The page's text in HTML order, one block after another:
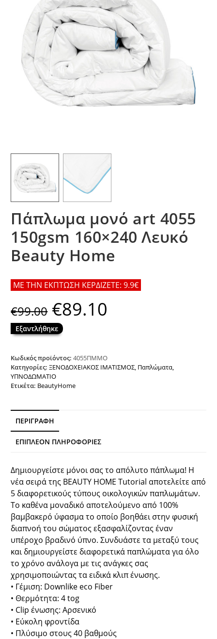
Πάπλωμα μονό art 4055
150gsm 160×240 Λευκό
Beauty Home
ΜΕ ΤΗΝ ΕΚΠΤΩΣΗ ΚΕΡΔΙΖΕΤΕ: 9.9€
€99.00 Original
price
was:
€99.00.
€89.10
Εξαντλήθηκε
Κωδικός προϊόντος:4055ΠΜΜΟ
Κατηγορίες:ΞΕΝΟΔΟΧΕΙΑΚΟΣ ΙΜΑΤΙΣΜΟΣ, Παπλώματα,
ΥΠΝΟΔΩΜΑΤΙΟ
Ετικέτα: BeautyHome
ΠΕΡΙΓΡΑΦΉ
ΕΠΙΠΛΈΟΝ ΠΛΗΡΟΦΟΡΊΕΣ
Δημιουργείστε μόνοι σας το απόλυτο πάπλωμα! Η
νέα σειρά της BEAUTY HOME Tutorial αποτελείτε από
5 διαφορετικούς τύπους οικολογικών παπλωμάτων.
Το καθένα μοναδικό αποτελούμενο από 100%
βαμβακερό ύφασμα το οποίο βοηθάει στην φυσική
διαπνοή του σώματος εξασφαλίζοντας έναν
υπέροχο βραδινό ύπνο. Συνδυάστε τα μεταξύ τους
και δημιουργείστε διαφορετικά παπλώματα για όλο
το χρόνο ανάλογα με τις ανάγκες σας
χρησιμοποιώντας τα ειδικά κλιπ ένωσης.
• Γέμιση: Downlike eco Fiber
• Θερμότητα: 4 tog
• Clip ένωσης: Αρσενικό
• Εύκολη φροντίδα
• Πλύσιμο στους 40 βαθμούς